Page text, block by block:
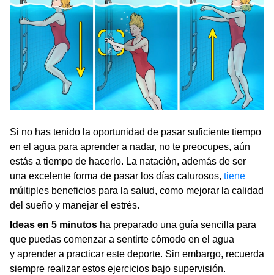
Si no has tenido la oportunidad de pasar suficiente tiempo
en el agua para aprender a nadar, no te preocupes, aún
estás a tiempo de hacerlo. La natación, además de ser
una excelente forma de pasar los días calurosos, tiene
múltiples beneficios para la salud, como mejorar la calidad
del sueño y manejar el estrés.
Ideas en 5 minutos ha preparado una guía sencilla para
que puedas comenzar a sentirte cómodo en el agua
y aprender a practicar este deporte. Sin embargo, recuerda
siempre realizar estos ejercicios bajo supervisión.